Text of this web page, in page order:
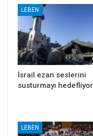
LEBEN
İsrail ezan seslerini
susturmayı hedefliyor
LEBEN